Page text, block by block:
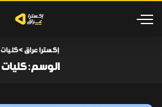
إكسترا عراق >كليات
الوسم:كليات